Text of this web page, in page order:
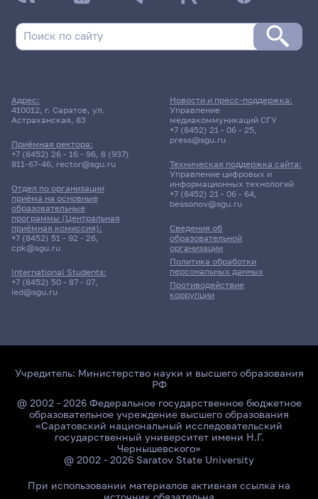
Адрес:
410012, г. Саратов, ул.
Астраханская, 83
Приёмная ректора:
+7 (8452) 26 - 16 - 96, 8 (937)
811-67-46, rector@sgu.ru
Отдел по организации
приёма на основные
образовательные
программы (Центральная
приёмная комиссия):
+7 (8452) 51 - 92 - 26,
cpk@sgu.ru
International Students:
+7 (8452) 50 - 87 - 07,
ied@sgu.ru
Сведения об
образовательной
организации
Политика обработки
персональных данных
Противодействие
коррупции
Новости и пресс-поддержка:
Управление
медиакоммуникаций СГУ
+7 (8452) 21 - 06 - 25,
press@sgu.ru
Техническая поддержка сайта:
Управление цифровых и
информационных технологий
+7 (8452) 21 - 06 - 64,
bessonov@sgu.ru
Учредитель: Министерство науки и высшего образования
РФ
@ 2002 - 2026 Федеральное государственное бюджетное
образовательное учреждение высшего образования
«Саратовский национальный исследовательский
государственный университет имени Н.Г.
Чернышевского»
@ 2002 - 2026 Saratov State University
При использовании материалов активная ссылка на
источник обязательна